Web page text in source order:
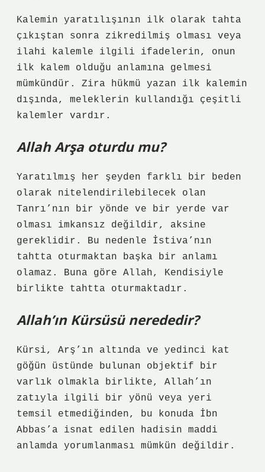
Kalemin yaratılışının ilk olarak tahta
çıkıştan sonra zikredilmiş olması veya
ilahi kalemle ilgili ifadelerin, onun
ilk kalem olduğu anlamına gelmesi
mümkündür. Zira hükmü yazan ilk kalemin
dışında, meleklerin kullandığı çeşitli
kalemler vardır.
Allah Arşa oturdu mu?
Yaratılmış her şeyden farklı bir beden
olarak nitelendirilebilecek olan
Tanrı’nın bir yönde ve bir yerde var
olması imkansız değildir, aksine
gereklidir. Bu nedenle İstiva’nın
tahtta oturmaktan başka bir anlamı
olamaz. Buna göre Allah, Kendisiyle
birlikte tahtta oturmaktadır.
Allah’ın Kürsüsü nerededir?
Kürsi, Arş’ın altında ve yedinci kat
göğün üstünde bulunan objektif bir
varlık olmakla birlikte, Allah’ın
zatıyla ilgili bir yönü veya yeri
temsil etmediğinden, bu konuda İbn
Abbas’a isnat edilen hadisin maddi
anlamda yorumlanması mümkün değildir.